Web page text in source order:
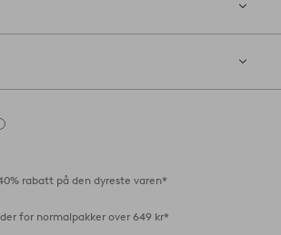
rabatt på den dyreste varen*
for normalpakker over 649 kr*